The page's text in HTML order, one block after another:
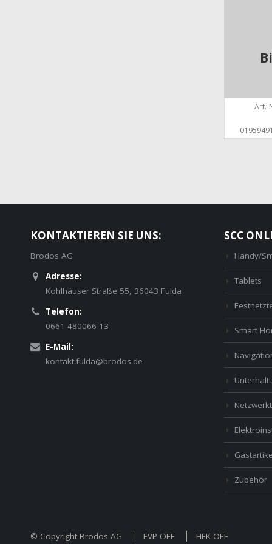
Art.-
KONTAKTIEREN SIE UNS:
Brodos AG
Adresse:
Kohlhäuser Straße 55, 36043 Fulda
Telefon:
0661 480066-13
E-Mail:
kontakt.fulda@brodos.de
SCC
Handy/
Tablets
Smart
Zubehör
© Copyright Brodos AG EVP OFF HEK OFF